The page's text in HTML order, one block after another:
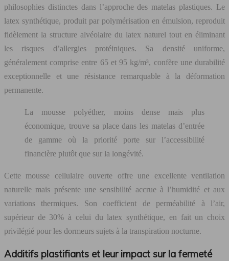
philosophies distinctes dans l’approche des matelas plastiques. Le
latex synthétique, produit par polymérisation en émulsion, reproduit
fidèlement la structure alvéolaire du latex naturel tout en éliminant
les risques d’allergies protéiniques. Sa densité uniforme,
généralement comprise entre 65 et 95 kg/m³, confère une durabilité
exceptionnelle et une résistance remarquable à la déformation
permanente.
La mousse polyéther, moins dense mais plus
économique, trouve sa place dans les matelas d’entrée
de gamme où la priorité porte sur l’accessibilité
financière plutôt que sur la longévité.
Cette mousse cellulaire ouverte offre une excellente ventilation
naturelle mais présente une sensibilité accrue à l’humidité et aux
variations thermiques. Son coefficient de perméabilité à l’air,
supérieur de 30% à celui du latex synthétique, en fait un choix
privilégié pour les dormeurs sujets à la transpiration nocturne.
Additifs plastifiants et leur impact sur la fermeté